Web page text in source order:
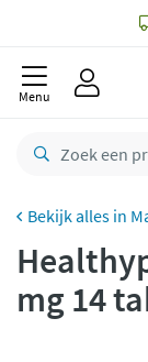
Menu
mg 14